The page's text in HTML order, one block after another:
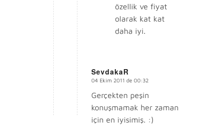
özellik ve fiyat
olarak kat kat
daha iyi.
SevdakaR
says:
04 Ekim 2011 de 00:32
Gerçekten peşin
konuşmamak her zaman
için en iyisimiş. :)